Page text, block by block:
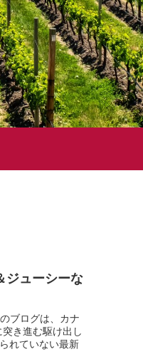
ジューシーな
ブログは、カナ
き進む駆け出し
れていない最新